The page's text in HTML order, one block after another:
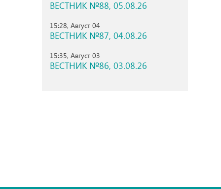
ВЕСТНИК №88, 05.08.26
15:28, Август 04
ВЕСТНИК №87, 04.08.26
15:35, Август 03
ВЕСТНИК №86, 03.08.26